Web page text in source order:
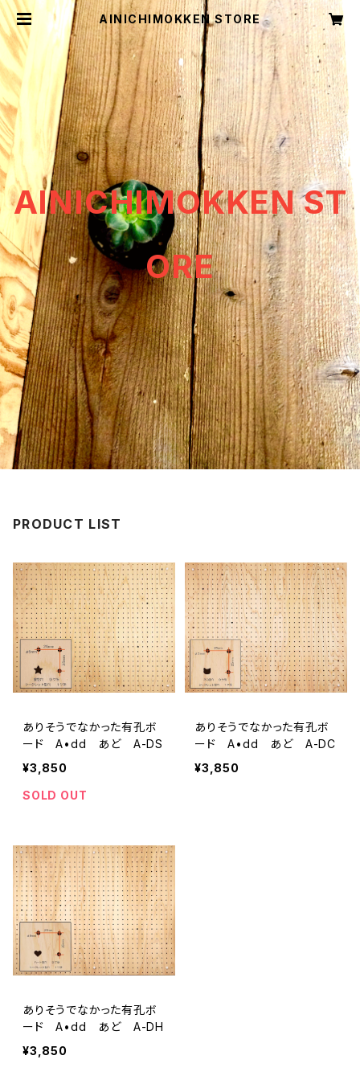
AINICHIMOKKEN STORE
AINICHIMOKKEN ST
ORE
PRODUCT LIST
ありそうでなかった有孔ボ
ード A•dd あど A-DS
¥3,850
SOLD OUT
ありそうでなかった有孔ボ
ード A•dd あど A-DC
¥3,850
ありそうでなかった有孔ボ
ード A•dd あど A-DH
¥3,850